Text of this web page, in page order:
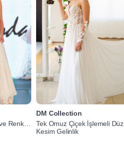
Renkli
DM Collection
Tek Omuz Çiçek İşlemeli Düz
Kesim Gelinlik